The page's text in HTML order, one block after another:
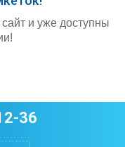
и уже доступны
36